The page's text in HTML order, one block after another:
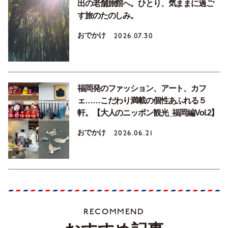
出の老舗旅館へ。ひとり、気ままに過ご
す旅のたのしみ。
おでかけ 2026.07.30
福岡発のファッション、アート、カフ
ェ……こだわり満載の個性あふれる５
軒。【大人のニッポン観光_福岡編Vol.2】
おでかけ 2026.06.21
RECOMMEND